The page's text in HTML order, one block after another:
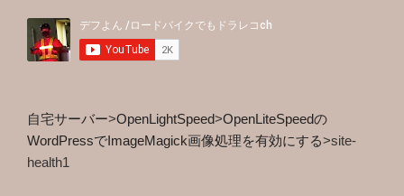
自宅サーバー>OpenLightSpeed>OpenLiteSpeedの
WordPressでImageMagick画像処理を有効にする>site-
health1